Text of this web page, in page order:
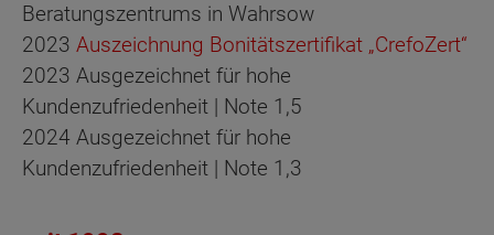
Beratungszentrums in Wahrsow
2023 Auszeichnung Bonitätszertifikat „CrefoZert“
2023 Ausgezeichnet für hohe
Kundenzufriedenheit | Note 1,5
2024 Ausgezeichnet für hohe
Kundenzufriedenheit | Note 1,3